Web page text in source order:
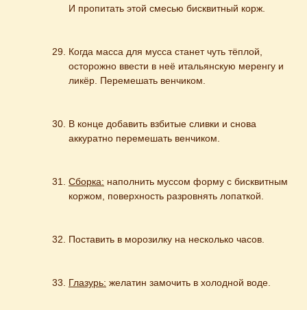
И пропитать этой смесью бисквитный корж.
Когда масса для мусса станет чуть тёплой,
осторожно ввести в неё итальянскую меренгу и
ликёр. Перемешать венчиком.
В конце добавить взбитые сливки и снова
аккуратно перемешать венчиком.
Сборка: наполнить муссом форму с бисквитным
коржом, поверхность разровнять лопаткой.
Поставить в морозилку на несколько часов.
Глазурь: желатин замочить в холодной воде.